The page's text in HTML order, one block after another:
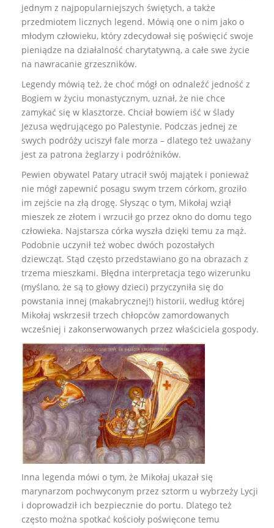
jednym z najpopularniejszych świętych, a także
przedmiotem licznych legend. Mówią one o nim jako o
młodym człowieku, który zdecydował się poświęcić swoje
pieniądze na działalność charytatywną, a całe swe życie
na nawracanie grzeszników.
Legendy mówią też, że choć mógł on odnaleźć jedność z
Bogiem w życiu monastycznym, uznał, że nie chce
zamykać się w klasztorze. Chciał bowiem iść w ślady
Jezusa wędrującego po Palestynie. Podczas jednej ze
swych podróży uciszył fale morza – dlatego też uważany
jest za patrona żeglarzy i podróżników.
Pewien obywatel Patary utracił swój majątek i ponieważ
nie mógł zapewnić posagu swym trzem córkom, groziło
im zejście na złą drogę. Słysząc o tym, Mikołaj wziął
mieszek ze złotem i wrzucił go przez okno do domu tego
człowieka. Najstarsza córka wyszła dzięki temu za mąż.
Podobnie uczynił też wobec dwóch pozostałych
dziewcząt. Stąd często przedstawiano go na obrazach z
trzema mieszkami. Błędna interpretacja tego wizerunku
(myślano, że są to głowy dzieci) przyczyniła się do
powstania innej (makabrycznej!) historii, według której
Mikołaj wskrzesił trzech chłopców zamordowanych
wcześniej i zakonserwowanych przez właściciela gospody.
Inna legenda mówi o tym, że Mikołaj ukazał się
marynarzom pochwyconym przez sztorm u wybrzeży Lycji
i doprowadził ich bezpiecznie do portu. Dlatego też
często można spotkać kościoły poświęcone temu